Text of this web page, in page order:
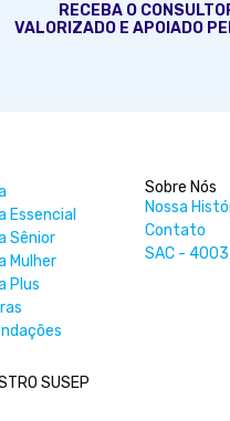
RECEBA O
VALORIZADO E APOIADO
Essencial
Sênior
Mulher
Plus
Sobre Nós
Nossa
Contato
SAC -
SUSEP